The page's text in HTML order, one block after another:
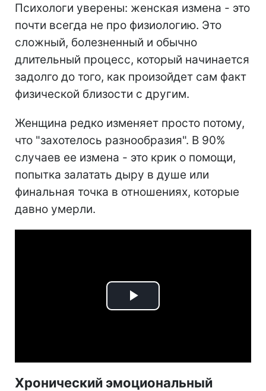
Психологи уверены: женская измена - это
почти всегда не про физиологию. Это
сложный, болезненный и обычно
длительный процесс, который начинается
задолго до того, как произойдет сам факт
физической близости с другим.
Женщина редко изменяет просто потому,
что "захотелось разнообразия". В 90%
случаев ее измена - это крик о помощи,
попытка залатать дыру в душе или
финальная точка в отношениях, которые
давно умерли.
Play
Хронический эмоциональный